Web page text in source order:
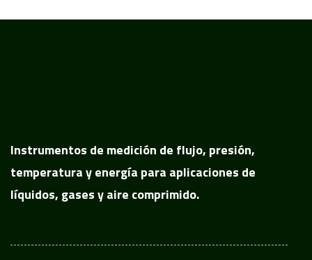
Instrumentos de medición de flujo, presión,
temperatura y energía para aplicaciones de
líquidos, gases y aire comprimido.